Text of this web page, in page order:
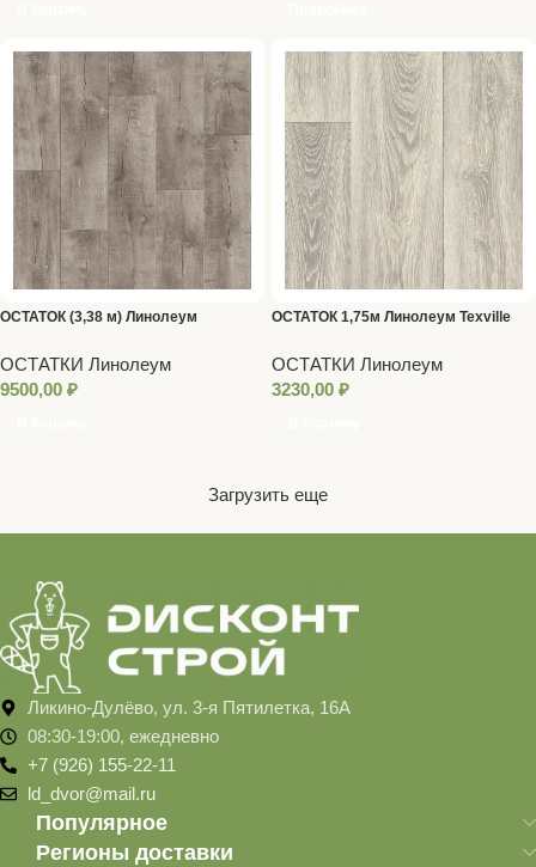
ОСТАТОК (3,38 м) Линолеум
ОСТАТКИ Линолеум
9500,00 ₽
ОСТАТОК 1,75м Линолеум Texville
ОСТАТКИ Линолеум
3230,00 ₽
Загрузить еще
Ликино-Дулёво, ул. 3-я Пятилетка, 16А
08:30-19:00, ежедневно
+7 (926) 155-22-11
ld_dvor@mail.ru
Популярное
Регионы доставки